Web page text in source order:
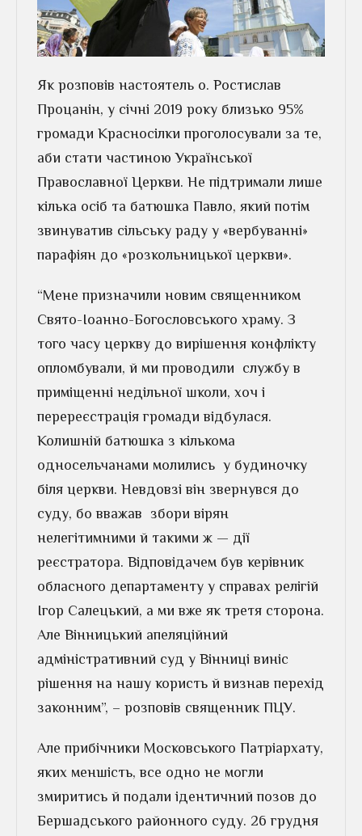
Як розповів настоятель о. Ростислав
Процанін, у січні 2019 року близько 95%
громади Красносілки проголосували за те,
аби стати частиною Української
Православної Церкви. Не підтримали лише
кілька осіб та батюшка Павло, який потім
звинуватив сільську раду у «вербуванні»
парафіян до «розкольницької церкви».
“Мене призначили новим священником
Свято-Іоанно-Богословського храму. З
того часу церкву до вирішення конфлікту
опломбували, й ми проводили служ­бу в
приміщенні недільної школи, хоч і
перереєстрація громади відбулася.
Колишній батюшка з кількома
односельчанами молились у будиночку
біля церкви. Невдовзі він звернувся до
суду, бо вважав збори вірян
нелегітимними й такими ж — дії
реєстратора. Відповідачем був керівник
обласного департаменту у справах релігій
Ігор Салецький, а ми вже як третя сторона.
Але Вінницький апеляційний
адміністративний суд у Вінниці виніс
рішення на нашу користь й визнав перехід
законним”, – розповів священник ПЦУ.
Але прибічники Московського Патріархату,
яких мен­шість, все одно не могли
змиритись й подали ідентичний позов до
Бершадського районного суду. 26 грудня